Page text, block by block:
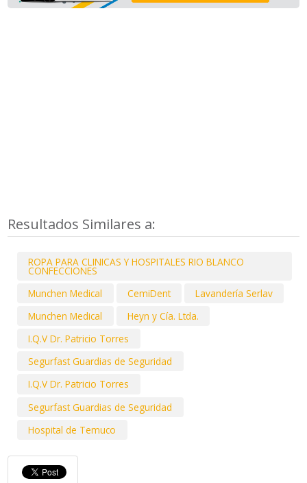
Resultados Similares a:
ROPA PARA CLINICAS Y HOSPITALES RIO BLANCO
CONFECCIONES
Munchen Medical
CemiDent
Lavandería Serlav
Munchen Medical
Heyn y Cía. Ltda.
I.Q.V Dr. Patricio Torres
Segurfast Guardias de Seguridad
I.Q.V Dr. Patricio Torres
Segurfast Guardias de Seguridad
Hospital de Temuco